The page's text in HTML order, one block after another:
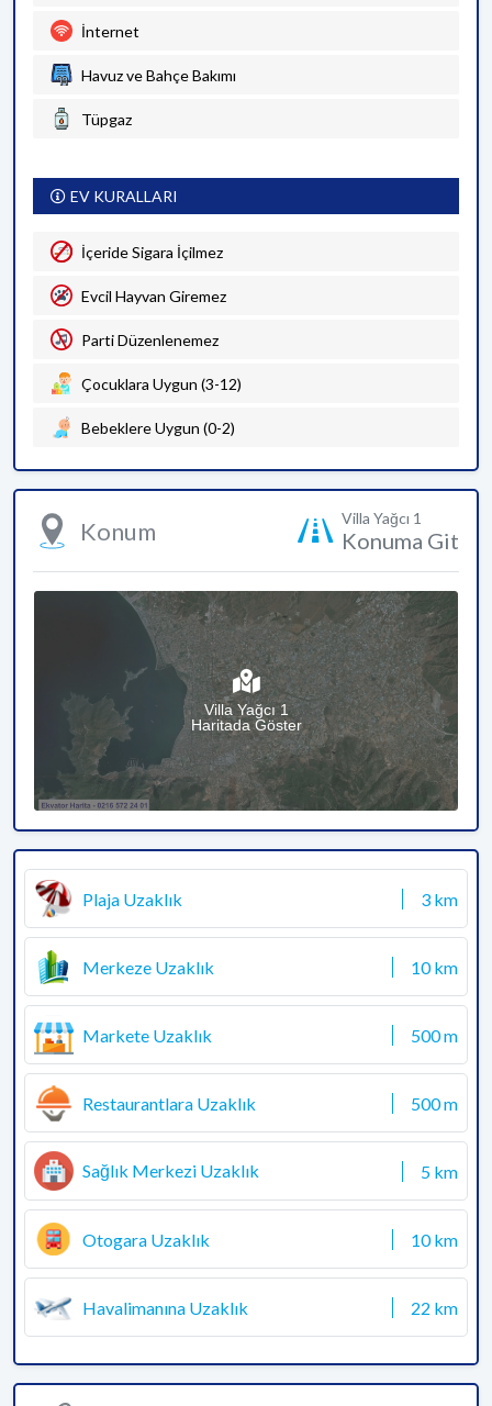
İnternet
Havuz ve Bahçe Bakımı
Tüpgaz
EV KURALLARI
İçeride Sigara İçilmez
Evcil Hayvan Giremez
Parti Düzenlenemez
Çocuklara Uygun (3-12)
Bebeklere Uygun (0-2)
Konum Villa Yağcı 1
Konuma Git
Villa Yağcı 1
Haritada Göster
Plaja Uzaklık 3 km
Merkeze Uzaklık 10 km
Markete Uzaklık 500 m
Restaurantlara Uzaklık 500 m
Sağlık Merkezi Uzaklık 5 km
Otogara Uzaklık 10 km
Havalimanına Uzaklık 22 km